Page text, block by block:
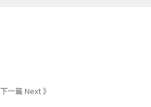
下一篇 Next 》